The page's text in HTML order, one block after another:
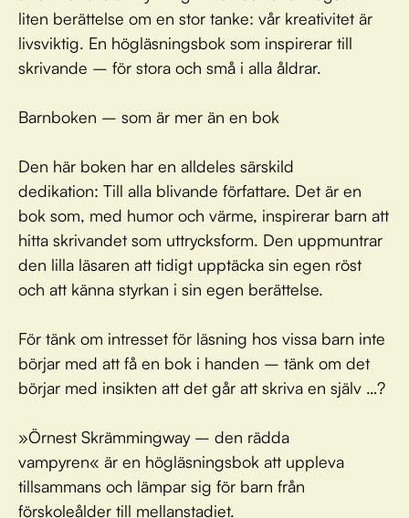
liten berättelse om en stor tanke: vår kreativitet är
livsviktig. En högläsningsbok som inspirerar till
skrivande – för stora och små i alla åldrar.
Barnboken – som är mer än en bok
Den här boken har en alldeles särskild
dedikation: Till alla blivande författare. Det är en
bok som, med humor och värme, inspirerar barn att
hitta skrivandet som uttrycksform. Den uppmuntrar
den lilla läsaren att tidigt upptäcka sin egen röst
och att känna styrkan i sin egen berättelse.
För tänk om intresset för läsning hos vissa barn inte
börjar med att få en bok i handen – tänk om det
börjar med insikten att det går att skriva en själv …?
»Örnest Skrämmingway – den rädda
vampyren« är en högläsningsbok att uppleva
tillsammans och lämpar sig för barn från
förskoleålder till mellanstadiet.